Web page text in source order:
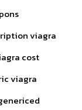
viagra
cost
viagra